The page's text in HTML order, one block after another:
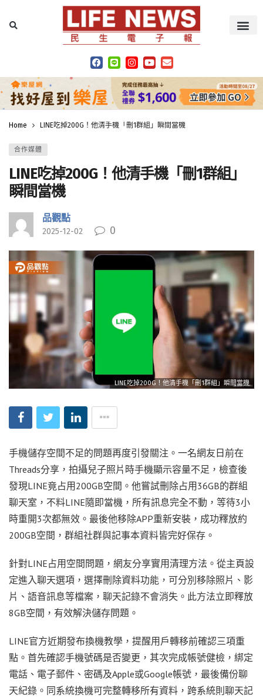
Home LINE吃掉200G！他清手機「刪1群組」瞬間當機
合作媒體
LINE吃掉200G！他清手機「刪1群組」
瞬間當機
品觀點
2025-12-02 0
LINE吃掉200G！他清手機「刪1群組」瞬間當機
手機儲存空間不足的問題再度引發關注。一名網友日前在
Threads分享，拍攝兒子照片時手機顯示容量不足，檢查後
發現LINE竟占用200GB空間。他嘗試刪除占用36GB的群組
聊天室，不料LINE隨即當機，所有訊息完全不動，等待3小
時重開3次都無效。最後他移除APP重新安裝，成功釋放約
200GB空間，群組社群與記事本資料皆完好保存。
針對LINE占用空間問題，網友分享實用清理方法。從主頁設
定進入聊天選項，選擇刪除資料功能，可分別移除照片、影
片、語音訊息等檔案，聊天記錄不會消失。此方法立即釋放
8GB空間，有效解決儲存問題。
LINE官方近期發布換機教學，提醒用戶轉移前確認三項重
點。首先確認手機號碼是否變更，其次完成帳號健檢，綁定
電話、電子郵件、密碼及Apple或Google帳號，最後備份聊
天紀錄。同系統換機可完整轉移所有資料，跨系統則聊天記